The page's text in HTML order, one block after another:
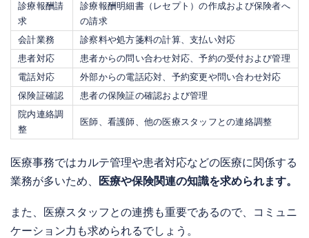
診療報酬請
求
診療報酬明細書（レセプト）の作成および保険者へ
の請求
会計業務
診察料や処方箋料の計算、支払い対応
患者対応
患者からの問い合わせ対応、予約の受付および管理
電話対応
外部からの電話応対、予約変更や問い合わせ対応
保険証確認
患者の保険証の確認および管理
院内連絡調
整
医師、看護師、他の医療スタッフとの連絡調整
医療事務ではカルテ管理や患者対応などの医療に関係する
業務が多いため、
医療や保険関連の知識を求められます。
また、医療スタッフとの連携も重要であるので、コミュニ
ケーション力も求められるでしょう。